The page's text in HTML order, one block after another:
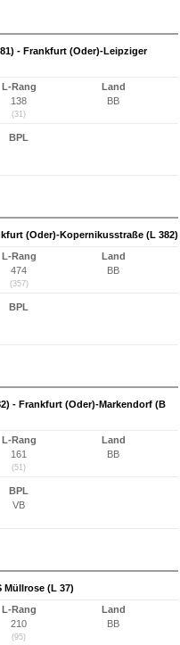
- Frankfurt (Oder)-Leipziger
L-Rang
138
(31)
Land
BB
BPL
(Oder)-Kopernikusstraße (L 382)
L-Rang
474
(357)
Land
BB
BPL
- Frankfurt (Oder)-Markendorf (B
L-Rang
161
(51)
Land
BB
BPL
VB
Müllrose (L 37)
L-Rang
210
(95)
Land
BB